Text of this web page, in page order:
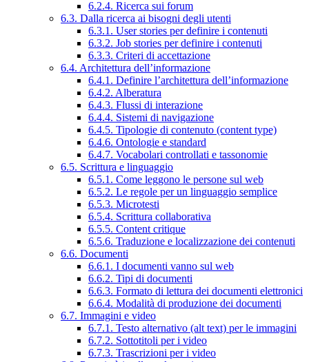
6.2.4. Ricerca sui forum
6.3. Dalla ricerca ai bisogni degli utenti
6.3.1. User stories per definire i contenuti
6.3.2. Job stories per definire i contenuti
6.3.3. Criteri di accettazione
6.4. Architettura dell’informazione
6.4.1. Definire l’architettura dell’informazione
6.4.2. Alberatura
6.4.3. Flussi di interazione
6.4.4. Sistemi di navigazione
6.4.5. Tipologie di contenuto (content type)
6.4.6. Ontologie e standard
6.4.7. Vocabolari controllati e tassonomie
6.5. Scrittura e linguaggio
6.5.1. Come leggono le persone sul web
6.5.2. Le regole per un linguaggio semplice
6.5.3. Microtesti
6.5.4. Scrittura collaborativa
6.5.5. Content critique
6.5.6. Traduzione e localizzazione dei contenuti
6.6. Documenti
6.6.1. I documenti vanno sul web
6.6.2. Tipi di documenti
6.6.3. Formato di lettura dei documenti elettronici
6.6.4. Modalità di produzione dei documenti
6.7. Immagini e video
6.7.1. Testo alternativo (alt text) per le immagini
6.7.2. Sottotitoli per i video
6.7.3. Trascrizioni per i video